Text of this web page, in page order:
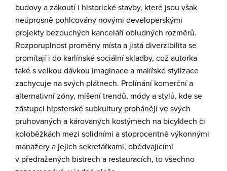
budovy a zákoutí i historické stavby, které jsou však
neúprosně pohlcovány novými developerskými
projekty bezduchých kanceláří obludných rozměrů.
Rozporuplnost proměny místa a jistá diverzibilita se
promítají i do karlínské sociální skladby, což autorka
také s velkou dávkou imaginace a malířské stylizace
zachycuje na svých plátnech. Prolínání komerční a
alternativní zóny, míšení trendů, módy a stylů, kde se
zástupci hipsterské subkultury prohánějí ve svých
pruhovaných a károvaných kostýmech na bicyklech či
koloběžkách mezi solidními a stoprocentně výkonnými
manažery a jejich sekretářkami, obědvajícími
v předražených bistrech a restauracích, to všechno